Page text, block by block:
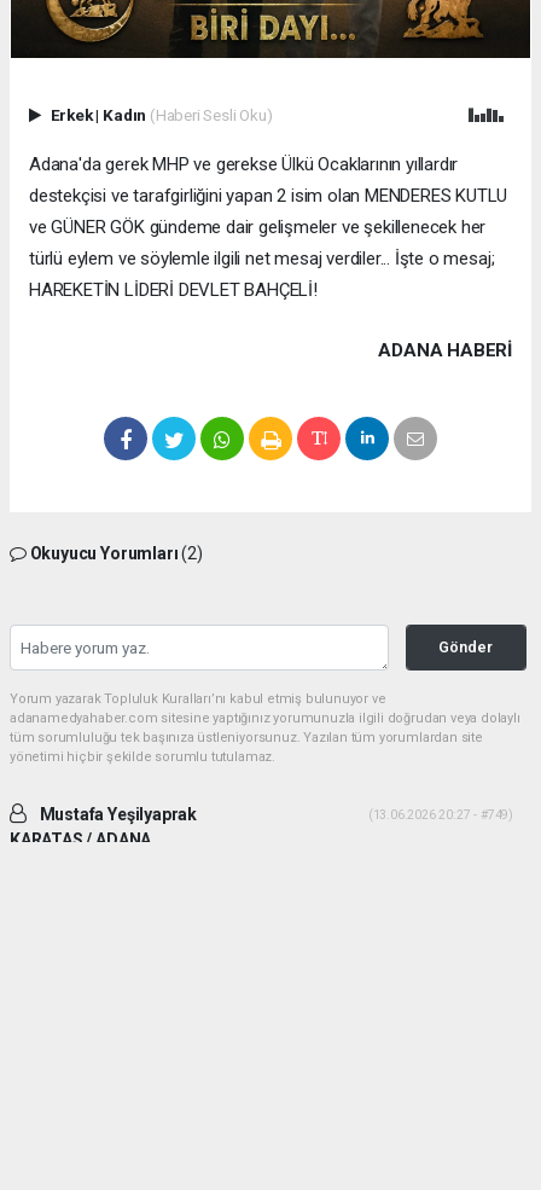
Erkek| Kadın (Haberi Sesli Oku)
Adana'da gerek MHP ve gerekse Ülkü Ocaklarının yıllardır
destekçisi ve tarafgirliğini yapan 2 isim olan MENDERES KUTLU
ve GÜNER GÖK gündeme dair gelişmeler ve şekillenecek her
türlü eylem ve söylemle ilgili net mesaj verdiler... İşte o mesaj;
HAREKETİN LİDERİ DEVLET BAHÇELİ!
ADANA HABERİ
Okuyucu Yorumları(2)
Gönder
Yorum yazarak Topluluk Kuralları’nı kabul etmiş bulunuyor ve
adanamedyahaber.com sitesine yaptığınız yorumunuzla ilgili doğrudan veya dolaylı
tüm sorumluluğu tek başınıza üstleniyorsunuz. Yazılan tüm yorumlardan site
yönetimi hiçbir şekilde sorumlu tutulamaz.
Mustafa Yeşilyaprak
KARATAS / ADANA
(13.06.2026 20:27 - #749)